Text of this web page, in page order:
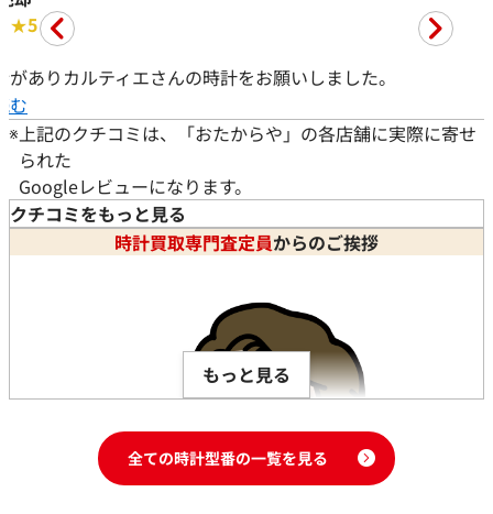
天神橋五丁目店 Y.I様
時計 ご売却
★★★★★5
#時計
※上記のクチコミは、「おたからや」の各店舗に実際に寄せ
られた
Googleレビューになります。
クチコミをもっと見る
時計買取専門査定員からのご挨拶
もっと見る
全ての時計型番の一覧を見る